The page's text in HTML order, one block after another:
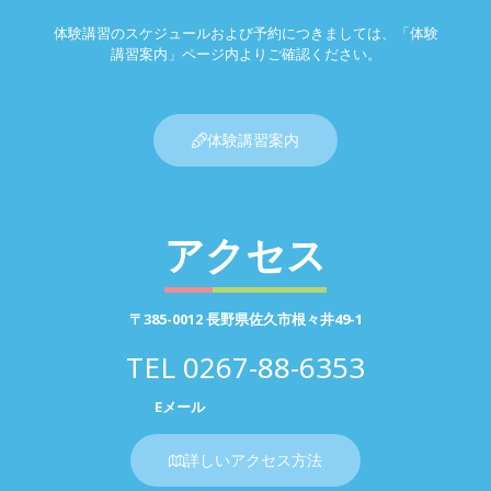
体験講習のスケジュールおよび予約につきましては、「体験
講習案内」ページ内よりご確認ください。
体験講習案内
アクセス
〒385-0012 長野県佐久市根々井49-1
TEL 0267-88-6353
Eメール
詳しいアクセス方法